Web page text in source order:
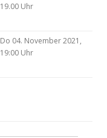
19.00 Uhr
Do 04. November 2021,
19:00 Uhr